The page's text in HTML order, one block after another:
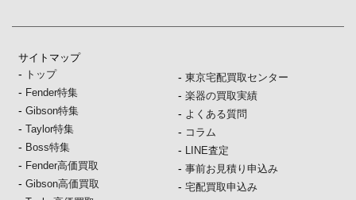
サイトマップ
- トップ
- Fender特集
-Gibson特集
-Taylor特集
- Boss特集
- Fender高価買取
-Gibson高価買取
- 東京宅配買取センター
- 楽器の買取実績
- よくある質問
- コラム
- LINE査定
- 事前お見積り申込み
- 宅配買取申込み